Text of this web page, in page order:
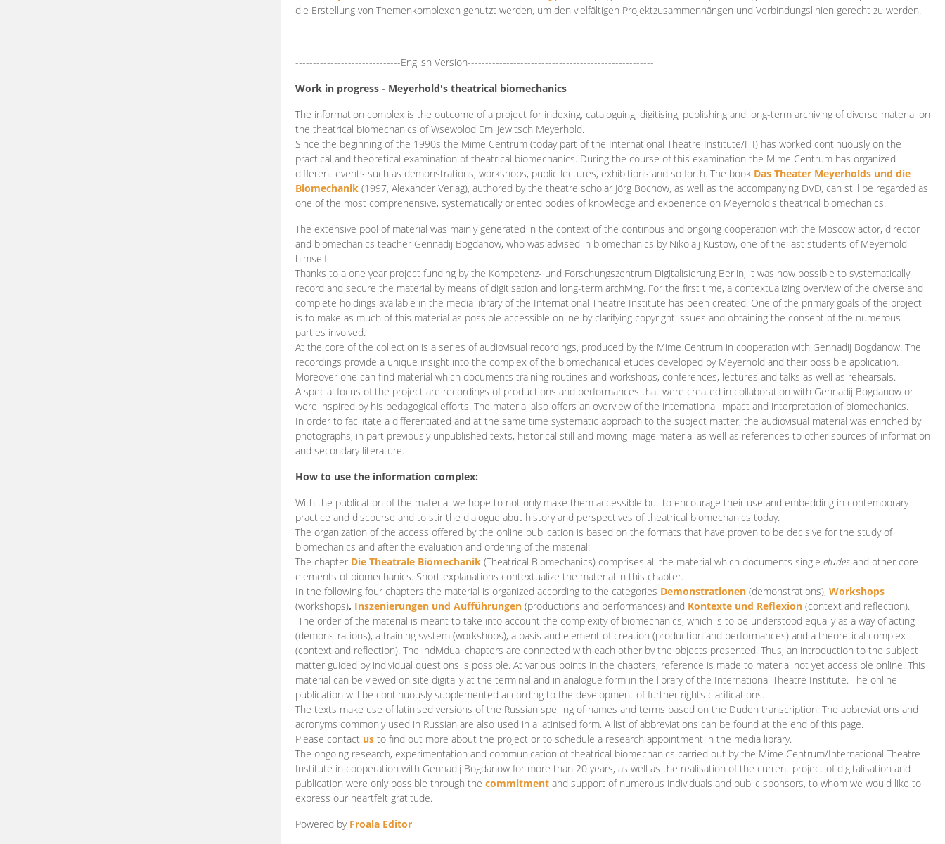
die Erstellung von Themenkomplexen genutzt werden, um den vielfältigen Projektzusammenhängen und Verbindungslinien gerecht zu werden.
------------------------------English Version-----------------------------------------------------
Work in progress - Meyerhold's theatrical biomechanics
The information complex is the outcome of a project for indexing, cataloguing, digitising, publishing and long-term archiving of diverse material on
the theatrical biomechanics of Wsewolod Emiljewitsch Meyerhold.
Since the beginning of the 1990s the Mime Centrum (today part of the International Theatre Institute/ITI) has worked continuously on the
practical and theoretical examination of theatrical biomechanics. During the course of this examination the Mime Centrum has organized
different events such as demonstrations, workshops, public lectures, exhibitions and so forth. The book Das Theater Meyerholds und die
Biomechanik (1997, Alexander Verlag), authored by the theatre scholar Jörg Bochow, as well as the accompanying DVD, can still be regarded as
one of the most comprehensive, systematically oriented bodies of knowledge and experience on Meyerhold's theatrical biomechanics.
The extensive pool of material was mainly generated in the context of the continous and ongoing cooperation with the Moscow actor, director
and biomechanics teacher Gennadij Bogdanow, who was advised in biomechanics by Nikolaij Kustow, one of the last students of Meyerhold
himself.
Thanks to a one year project funding by the Kompetenz- und Forschungszentrum Digitalisierung Berlin, it was now possible to systematically
record and secure the material by means of digitisation and long-term archiving. For the first time, a contextualizing overview of the diverse and
complete holdings available in the media library of the International Theatre Institute has been created. One of the primary goals of the project
is to make as much of this material as possible accessible online by clarifying copyright issues and obtaining the consent of the numerous
parties involved.
At the core of the collection is a series of audiovisual recordings, produced by the Mime Centrum in cooperation with Gennadij Bogdanow. The
recordings provide a unique insight into the complex of the biomechanical etudes developed by Meyerhold and their possible application.
Moreover one can find material which documents training routines and workshops, conferences, lectures and talks as well as rehearsals.
A special focus of the project are recordings of productions and performances that were created in collaboration with Gennadij Bogdanow or
were inspired by his pedagogical efforts. The material also offers an overview of the international impact and interpretation of biomechanics.
In order to facilitate a differentiated and at the same time systematic approach to the subject matter, the audiovisual material was enriched by
photographs, in part previously unpublished texts, historical still and moving image material as well as references to other sources of information
and secondary literature.
How to use the information complex:
With the publication of the material we hope to not only make them accessible but to encourage their use and embedding in contemporary
practice and discourse and to stir the dialogue abut history and perspectives of theatrical biomechanics today.
The organization of the access offered by the online publication is based on the formats that have proven to be decisive for the study of
biomechanics and after the evaluation and ordering of the material:
The chapter Die Theatrale Biomechanik (Theatrical Biomechanics) comprises all the material which documents single etudes and other core
elements of biomechanics. Short explanations contextualize the material in this chapter.
In the following four chapters the material is organized according to the categories Demonstrationen (demonstrations), Workshops
(workshops), Inszenierungen und Aufführungen (productions and performances) and Kontexte und Reflexion (context and reflection).
The order of the material is meant to take into account the complexity of biomechanics, which is to be understood equally as a way of acting
(demonstrations), a training system (workshops), a basis and element of creation (production and performances) and a theoretical complex
(context and reflection). The individual chapters are connected with each other by the objects presented. Thus, an introduction to the subject
matter guided by individual questions is possible. At various points in the chapters, reference is made to material not yet accessible online. This
material can be viewed on site digitally at the terminal and in analogue form in the library of the International Theatre Institute. The online
publication will be continuously supplemented according to the development of further rights clarifications.
The texts make use of latinised versions of the Russian spelling of names and terms based on the Duden transcription. The abbreviations and
acronyms commonly used in Russian are also used in a latinised form. A list of abbreviations can be found at the end of this page.
Please contact us to find out more about the project or to schedule a research appointment in the media library.
The ongoing research, experimentation and communication of theatrical biomechanics carried out by the Mime Centrum/International Theatre
Institute in cooperation with Gennadij Bogdanow for more than 20 years, as well as the realisation of the current project of digitalisation and
publication were only possible through the commitment and support of numerous individuals and public sponsors, to whom we would like to
express our heartfelt gratitude.
Powered by Froala Editor